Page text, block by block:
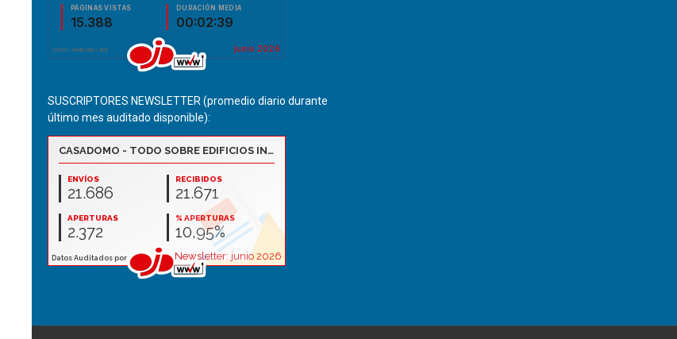
SUSCRIPTORES NEWSLETTER (promedio diario durante
último mes auditado disponible):